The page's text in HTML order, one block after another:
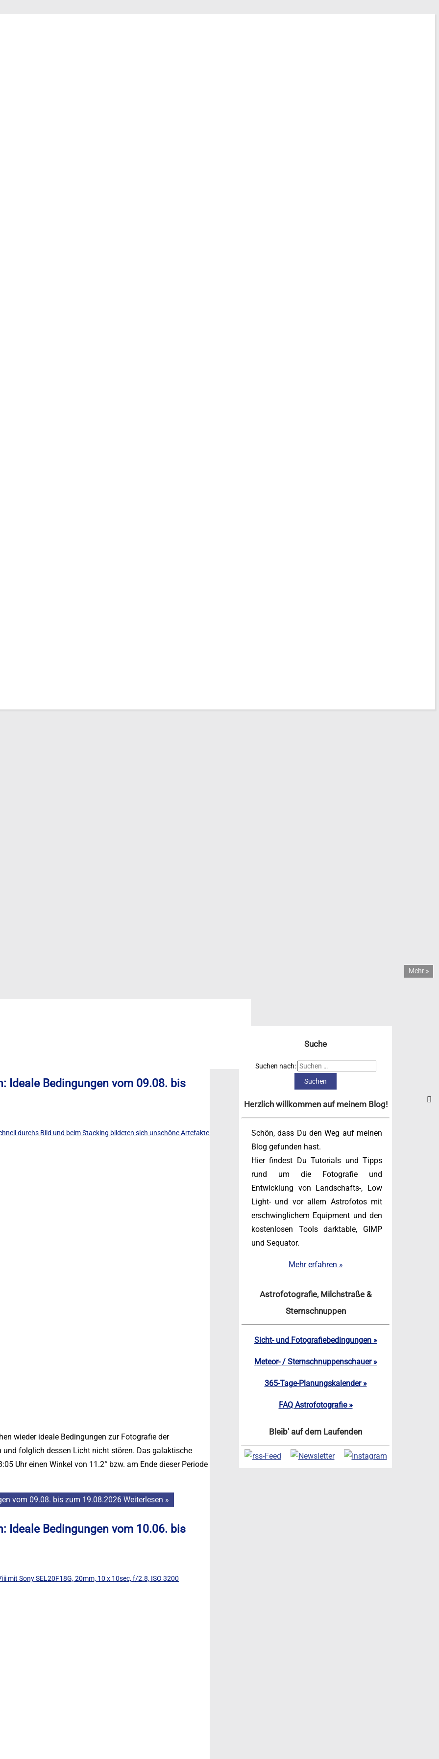
Mehr »
Ideale Bedingungen vom 09.08. bis
wieder ideale Bedingungen zur Fotografie der
folglich dessen Licht nicht stören. Das galaktische
Uhr einen Winkel von 11.2° bzw. am Ende dieser Periode
vom 09.08. bis zum 19.08.2026 Weiterlesen »
Ideale Bedingungen vom 10.06. bis
Suche
Suchen nach:
Herzlich willkommen auf meinem Blog!
Schön, dass Du den Weg auf meinen
Blog gefunden hast.
Hier findest Du Tutorials und Tipps
rund um die Fotografie und
Entwicklung von Landschafts-, Low
Light- und vor allem Astrofotos mit
erschwinglichem Equipment und den
kostenlosen Tools darktable, GIMP
und Sequator.
Mehr erfahren »
Astrofotografie, Milchstraße &
Sternschnuppen
Sicht- und Fotografiebedingungen »
Meteor- / Sternschnuppenschauer »
365-Tage-Planungskalender »
FAQ Astrofotografie »
Bleib' auf dem Laufenden